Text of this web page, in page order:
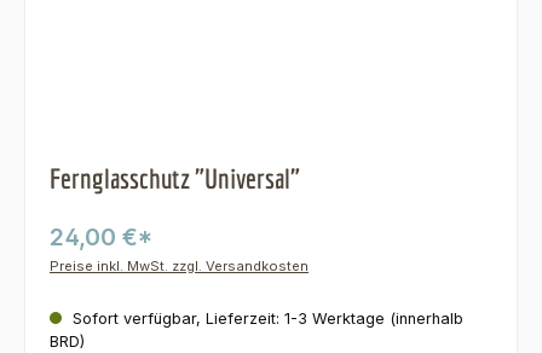
Fernglasschutz "Universal"
24,00 €*
Preise inkl. MwSt. zzgl. Versandkosten
Sofort verfügbar, Lieferzeit: 1-3 Werktage (innerhalb
BRD)